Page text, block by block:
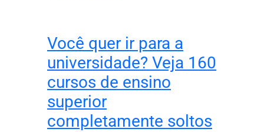
Você quer ir para a
universidade? Veja 160
cursos de ensino
superior
completamente soltos